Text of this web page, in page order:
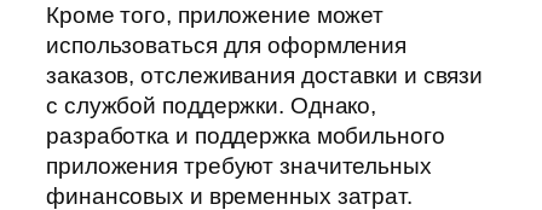
Кроме того, приложение может
использоваться для оформления
заказов, отслеживания доставки и связи
с службой поддержки. Однако,
разработка и поддержка мобильного
приложения требуют значительных
финансовых и временных затрат.